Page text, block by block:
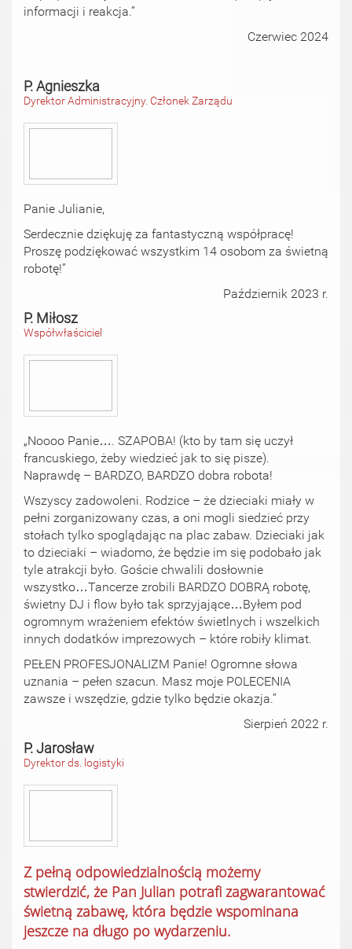
informacji i reakcja.”
Czerwiec 2024
P. Agnieszka
Dyrektor Administracyjny. Członek Zarządu
Panie Julianie,
Serdecznie dziękuję za fantastyczną współpracę!
Proszę podziękować wszystkim 14 osobom za świetną
robotę!”
Październik 2023 r.
P. Miłosz
Współwłaściciel
„Noooo Panie…. SZAPOBA! (kto by tam się uczył
francuskiego, żeby wiedzieć jak to się pisze).
Naprawdę – BARDZO, BARDZO dobra robota!
Wszyscy zadowoleni. Rodzice – że dzieciaki miały w
pełni zorganizowany czas, a oni mogli siedzieć przy
stołach tylko spoglądając na plac zabaw. Dzieciaki jak
to dzieciaki – wiadomo, że będzie im się podobało jak
tyle atrakcji było. Goście chwalili dosłownie
wszystko…Tancerze zrobili BARDZO DOBRĄ robotę,
świetny DJ i flow było tak sprzyjające…Byłem pod
ogromnym wrażeniem efektów świetlnych i wszelkich
innych dodatków imprezowych – które robiły klimat.
PEŁEN PROFESJONALIZM Panie! Ogromne słowa
uznania – pełen szacun. Masz moje POLECENIA
zawsze i wszędzie, gdzie tylko będzie okazja.”
Sierpień 2022 r.
P. Jarosław
Dyrektor ds. logistyki
Z pełną odpowiedzialnością możemy
stwierdzić, że Pan Julian potrafi zagwarantować
świetną zabawę, która będzie wspominana
jeszcze na długo po wydarzeniu.